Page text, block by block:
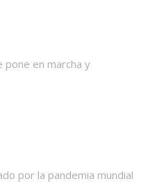
pone en marcha y
por la pandemia mundial